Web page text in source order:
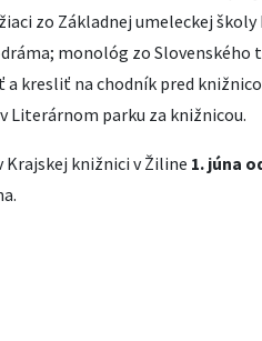
zo Základnej umeleckej školy
monológ zo Slovenského
kresliť na chodník pred
Literárnom parku za knižnicou.
knižnici v Žiline 1. júna